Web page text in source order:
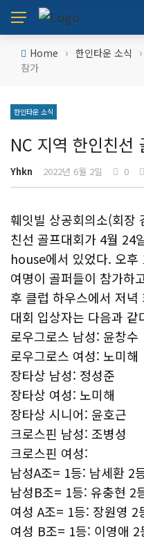
Home › 한인타운 소식 ›
참가
한인타운 소식
NC 지역 한인친선
Yhkn 2022년 6월 2일 0
훼잇빌 상공회의소(회장
친선 골프대회가 4월
house에서 있었다. 오
여명이 골퍼들이 참가하
후 클럽 하우스에서 저
대회 입상자는 다음과 같
로우그로스 남성: 윤창수
로우그로스 여성: 노미해
장타상 남성: 정성준
장타상 여성: 노미해
장타상 시니어: 윤호근
크로스핀 남성: 조병성
크로스핀 여성:
남성A조= 1등: 남세환 2
남성B조= 1등: 유충현
여성 A조= 1등: 장원영 2
여성 B조= 1등: 이영애